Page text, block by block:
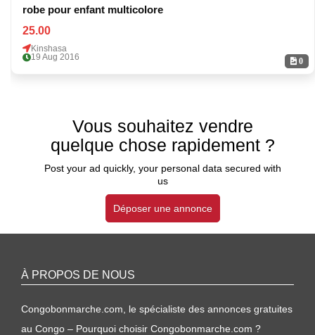
0
robe pour enfant multicolore
25.00
Kinshasa
19 Aug 2016
Vous souhaitez vendre
quelque chose rapidement ?
Post your ad quickly, your personal data secured with
us
Déposer une annonce
À PROPOS DE NOUS
Congobonmarche.com, le spécialiste des annonces gratuites
au Congo – Pourquoi choisir Congobonmarche.com ?